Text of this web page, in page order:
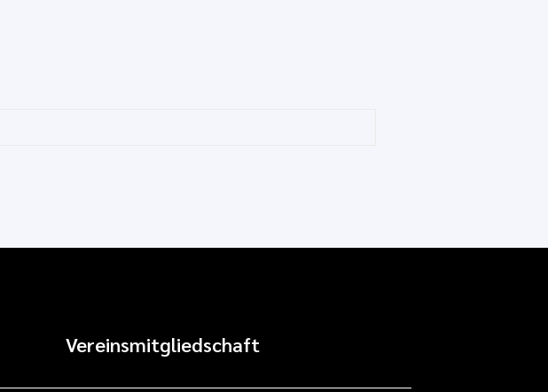
Vereinsmitgliedschaft